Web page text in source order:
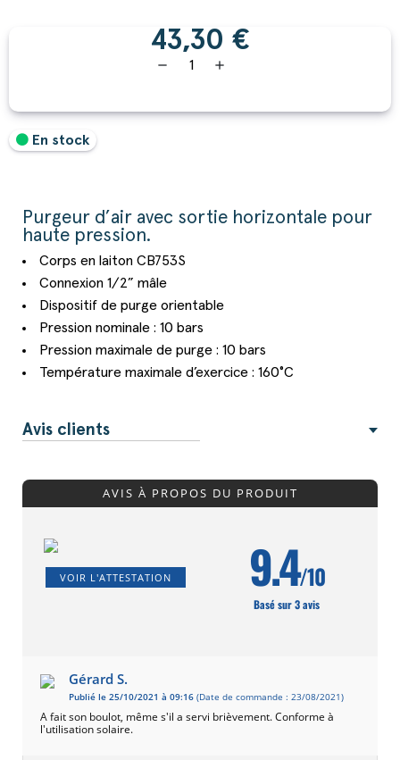
43,30 €
remove add
En stock
Purgeur d’air avec sortie horizontale pour
haute pression.
Corps en laiton CB753S
Connexion 1/2” mâle
Dispositif de purge orientable
Pression nominale : 10 bars
Pression maximale de purge : 10 bars
Température maximale d’exercice : 160°C
Avis clients
AVIS À PROPOS DU PRODUIT
VOIR L'ATTESTATION 9.4/10
Basé sur 3 avis
Gérard S.
Publié le 25/10/2021 à 09:16 (Date de commande : 23/08/2021)
A fait son boulot, même s'il a servi brièvement. Conforme à
l'utilisation solaire.